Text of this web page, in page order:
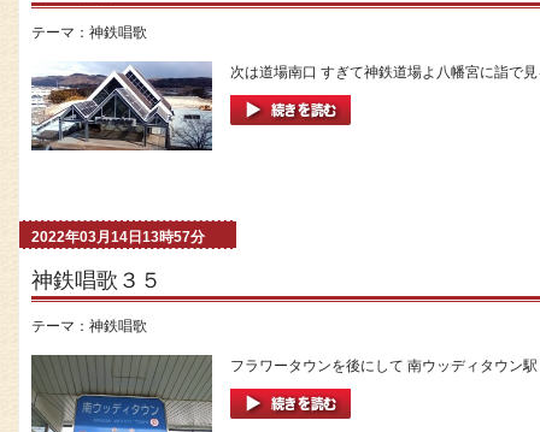
テーマ： 神鉄唱歌
次は道場南口 すぎて神鉄道場よ八幡宮に詣で
2022年03月14日13時57分
神鉄唱歌３５
テーマ： 神鉄唱歌
フラワータウンを後にして 南ウッディタウン